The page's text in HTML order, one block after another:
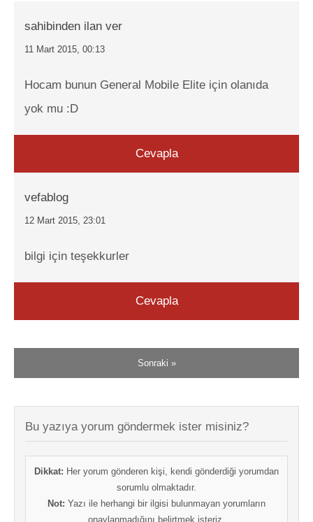
sahibinden ilan ver
11 Mart 2015, 00:13
Hocam bunun General Mobile Elite için olanıda
yok mu :D
Cevapla
vefablog
12 Mart 2015, 23:01
bilgi için teşekkurler
Cevapla
Sonraki »
Bu yazıya yorum göndermek ister misiniz?
Dikkat: Her yorum gönderen kişi, kendi gönderdiği yorumdan
sorumlu olmaktadır.
Not: Yazı ile herhangi bir ilgisi bulunmayan yorumların
onaylanmadığını belirtmek isteriz.